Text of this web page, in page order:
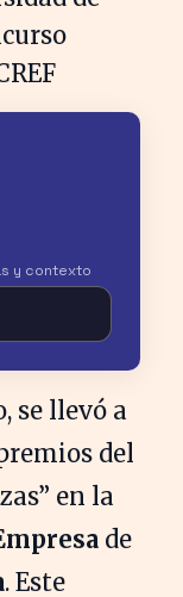
y contexto
se llevó a
del
en la
de
. Este